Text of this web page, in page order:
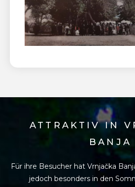
ATTRAKTIV IN
BANJA
Für ihre Besucher hat Vrnjačka
jedoch besonders in den